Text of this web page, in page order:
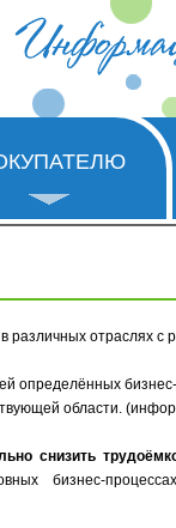
различных отраслях с
определённых
области.
снизить
бизнес-